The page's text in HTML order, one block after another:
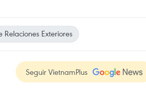
Relaciones Exteriores
Seguir VietnamPlus